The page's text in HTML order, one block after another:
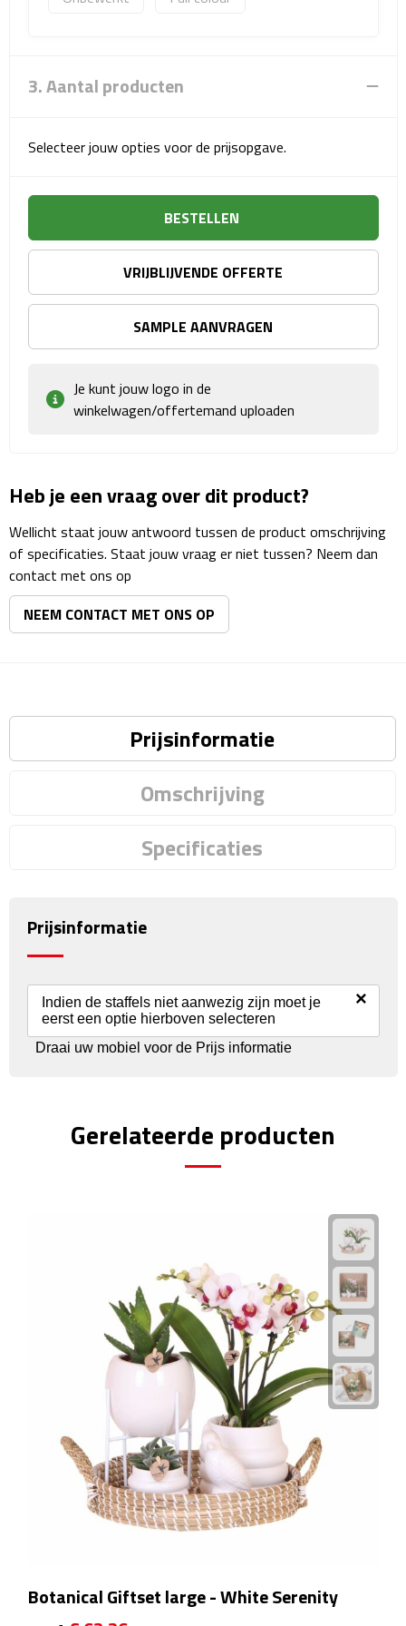
Schoenentassen
Fietstassen
Koeltassen & koelboxen
Strandtassen
Picknick rugtassen
Matrozentassen
Reisbekers
Opbergtasjes
Koffersloten
Bagageweegschalen
Auto Accessoires
Auto luchtverfrissers
Auto onderhoud
Auto telefoonhouders
USB autoladers
Veiligheidshamers
Veiligheidssets
Zonneschermen
Fiets Accessoires
Fiets telefoonhouders
3. Aantal producten
Selecteer jouw opties voor de prijsopgave.
BESTELLEN
VRIJBLIJVENDE OFFERTE
SAMPLE AANVRAGEN
Je kunt jouw logo in de
winkelwagen/offertemand uploaden
Heb je een vraag over dit product?
Wellicht staat jouw antwoord tussen de product omschrijving
of specificaties. Staat jouw vraag er niet tussen? Neem dan
contact met ons op
NEEM CONTACT MET ONS OP
Prijsinformatie
Omschrijving
Specificaties
Prijsinformatie
Indien de staffels niet aanwezig zijn moet je
eerst een optie hierboven selecteren
×
Draai uw mobiel voor de Prijs informatie
Gerelateerde producten
Botanical Giftset large - White Serenity